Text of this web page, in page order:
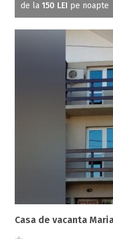
Internet wireless
Plata cu cardul
Restaurant
All inclusive
Pensiune completa
Demipensiune
Accepta animale
Accepta voucher
Acces bucatarie
Acces persoane cu
Bar
de la 150 LEI pe noapte
Casa de vacanta